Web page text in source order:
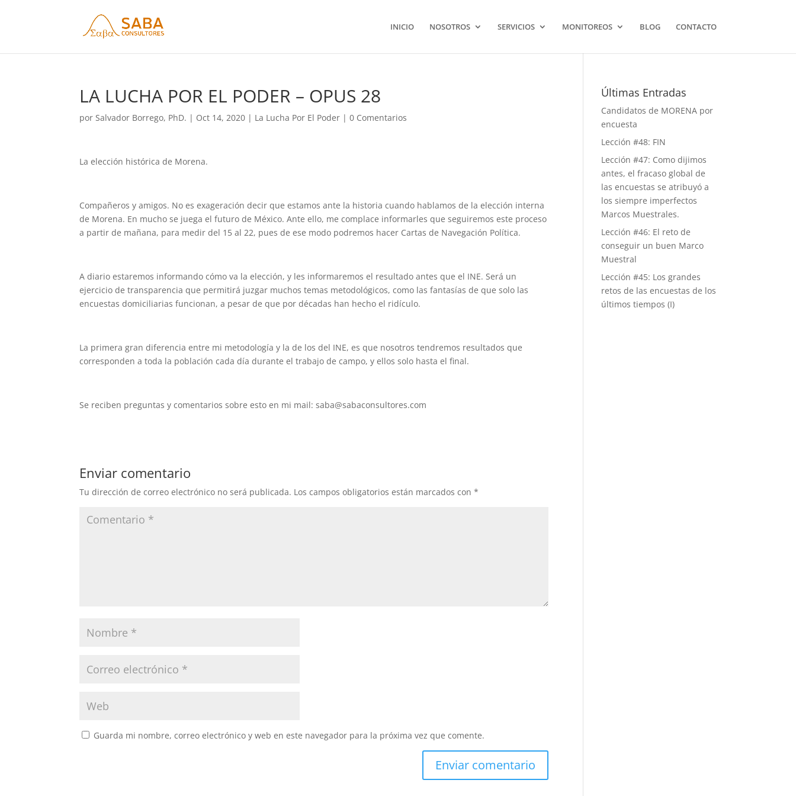
INICIO NOSOTROS SERVICIOS MONITOREOS BLOG CONTACTO
LA LUCHA POR EL PODER – OPUS 28
porSalvador Borrego, PhD. | Oct 14, 2020 | La Lucha Por El Poder |0 Comentarios
La elección histórica de Morena.
Compañeros y amigos. No es exageración decir que estamos ante la historia cuando hablamos de la elección interna
de Morena. En mucho se juega el futuro de México. Ante ello, me complace informarles que seguiremos este proceso
a partir de mañana, para medir del 15 al 22, pues de ese modo podremos hacer Cartas de Navegación Política.
A diario estaremos informando cómo va la elección, y les informaremos el resultado antes que el INE. Será un
ejercicio de transparencia que permitirá juzgar muchos temas metodológicos, como las fantasías de que solo las
encuestas domiciliarias funcionan, a pesar de que por décadas han hecho el ridículo.
La primera gran diferencia entre mi metodología y la de los del INE, es que nosotros tendremos resultados que
corresponden a toda la población cada día durante el trabajo de campo, y ellos solo hasta el final.
Se reciben preguntas y comentarios sobre esto en mi mail: saba@sabaconsultores.com
Enviar comentario
Tu dirección de correo electrónico no será publicada. Los campos obligatorios están marcados con*
Guarda mi nombre, correo electrónico y web en este navegador para la próxima vez que comente.
Últimas Entradas
Candidatos de MORENA por
encuesta
Lección #48: FIN
Lección #47: Como dijimos
antes, el fracaso global de
las encuestas se atribuyó a
los siempre imperfectos
Marcos Muestrales.
Lección #46: El reto de
conseguir un buen Marco
Muestral
Lección #45: Los grandes
retos de las encuestas de los
últimos tiempos (I)